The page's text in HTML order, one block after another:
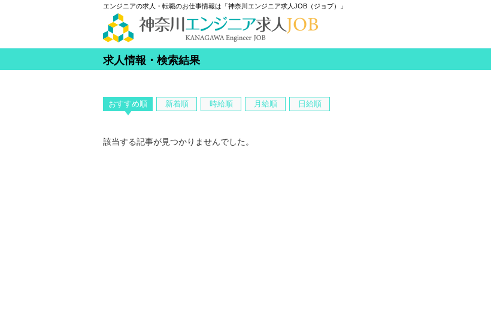
エンジニアの求人・転職のお仕事情報は「神奈川エンジニア求人JOB（ジョブ）」
求人情報・検索結果
おすすめ順 新着順 時給順 月給順 日給順
該当する記事が見つかりませんでした。